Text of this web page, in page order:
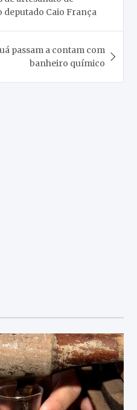
Caio França
passam a contam com
banheiro químico